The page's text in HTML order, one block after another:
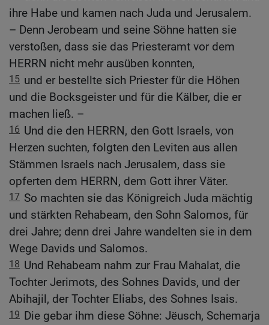
ihre Habe und kamen nach Juda und Jerusalem.
– Denn Jerobeam und seine Söhne hatten sie
verstoßen, dass sie das Priesteramt vor dem
HERRN nicht mehr ausüben konnten,
15 und er bestellte sich Priester für die Höhen
und die Bocksgeister und für die Kälber, die er
machen ließ. –
16 Und die den HERRN, den Gott Israels, von
Herzen suchten, folgten den Leviten aus allen
Stämmen Israels nach Jerusalem, dass sie
opferten dem HERRN, dem Gott ihrer Väter.
17 So machten sie das Königreich Juda mächtig
und stärkten Rehabeam, den Sohn Salomos, für
drei Jahre; denn drei Jahre wandelten sie in dem
Wege Davids und Salomos.
18 Und Rehabeam nahm zur Frau Mahalat, die
Tochter Jerimots, des Sohnes Davids, und der
Abihajil, der Tochter Eliabs, des Sohnes Isais.
19 Die gebar ihm diese Söhne: Jëusch, Schemarja